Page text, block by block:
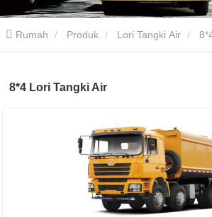
Rumah Produk Lori Tangki Air
8*4 Lori Tangki Air